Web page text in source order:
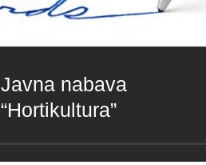
Javna nabava
“Hortikultura”